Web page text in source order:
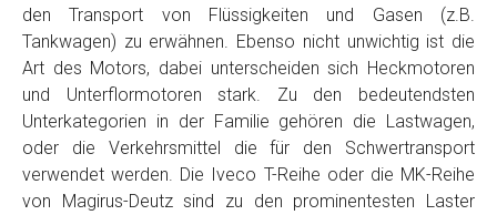
Email
PLZ und Ort
Foto Nr. 1
den Transport von Flüssigkeiten und Gasen (z.B.
Tankwagen) zu erwähnen. Ebenso nicht unwichtig ist die
Art des Motors, dabei unterscheiden sich Heckmotoren
und Unterflormotoren stark. Zu den bedeutendsten
Unterkategorien in der Familie gehören die Lastwagen,
oder die Verkehrsmittel die für den Schwertransport
verwendet werden. Die Iveco T-Reihe oder die MK-Reihe
von Magirus-Deutz sind zu den prominentesten Laster